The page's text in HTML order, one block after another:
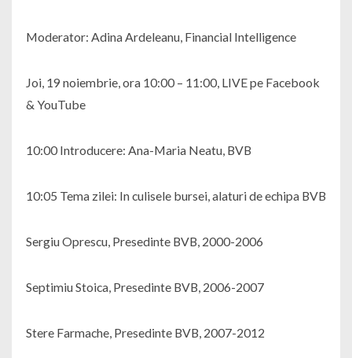
Moderator: Adina Ardeleanu, Financial Intelligence
Joi, 19 noiembrie, ora 10:00 – 11:00, LIVE pe Facebook
& YouTube
10:00 Introducere: Ana-Maria Neatu, BVB
10:05 Tema zilei: In culisele bursei, alaturi de echipa BVB
Sergiu Oprescu, Presedinte BVB, 2000-2006
Septimiu Stoica, Presedinte BVB, 2006-2007
Stere Farmache, Presedinte BVB, 2007-2012